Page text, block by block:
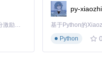
。
「源启盛夏」暑期校园开发者成长计划旨在激活校园开源力量，通过积分激励、认证扶持、资源倾斜等形式，引导高校组织和开发者完成「入驻 — 建项目 — 做贡献 — 获认证 — 得资源」的完整闭环。无论你是想带领社团入驻平台的组织者，还是希望用代码贡献证明自己的开发者，都能在这里找到属于你的成长路径。
py-xiaozhi
Python
0